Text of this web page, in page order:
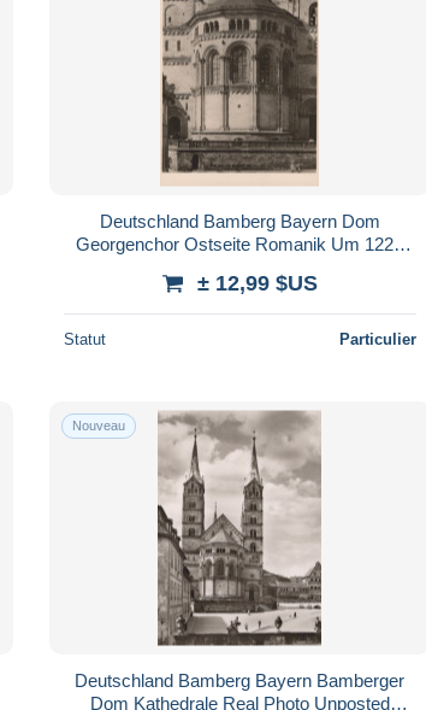
Deutschland Bamberg Bayern Dom
Georgenchor Ostseite Romanik Um 1220
± 12,99 $US
Statut Particulier
Nouveau
Deutschland Bamberg Bayern Bamberger
Dom Kathedrale Real Photo Unposted